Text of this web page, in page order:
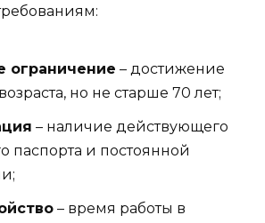
ограничение – достижение
но не старше 70 лет;
– наличие действующего
паспорта и постоянной
– время работы в